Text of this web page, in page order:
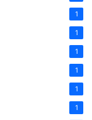
1
1
1
1
1
1